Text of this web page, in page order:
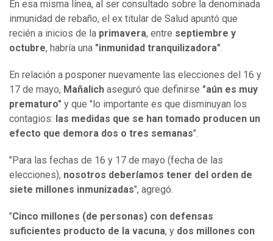
En esa misma línea, al ser consultado sobre la denominada
inmunidad de rebaño, el ex titular de Salud apuntó que
recién a inicios de la primavera, entre septiembre y
octubre, habría una "inmunidad tranquilizadora".
En relación a posponer nuevamente las elecciones del 16 y
17 de mayo, Mañalich aseguró que definirse "aún es muy
prematuro" y que "lo importante es que disminuyan los
contagios: las medidas que se han tomado producen un
efecto que demora dos o tres semanas".
"Para las fechas de 16 y 17 de mayo (fecha de las
elecciones), nosotros deberíamos tener del orden de
siete millones inmunizadas", agregó.
"Cinco millones (de personas) con defensas
suficientes producto de la vacuna, y dos millones con